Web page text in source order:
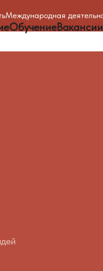
Международная
Обучение